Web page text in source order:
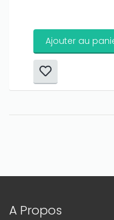
Ajouter au
A Propos